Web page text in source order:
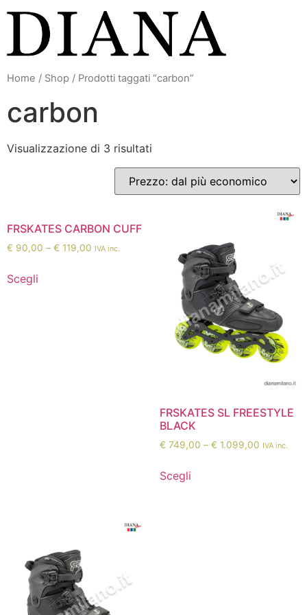
contenuto
Home / Shop / Prodotti taggati “carbon”
carbon
Visualizzazione di 3 risultati
FRSKATES CARBON CUFF
€ 90,00 – € 119,00 IVA inc.
Scegli
FRSKATES SL FREESTYLE
BLACK
€ 749,00 – € 1.099,00 IVA inc.
Scegli